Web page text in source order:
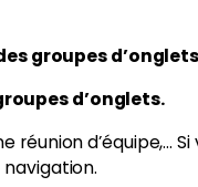
groupes d’onglets
d’onglets.
d’équipe,…